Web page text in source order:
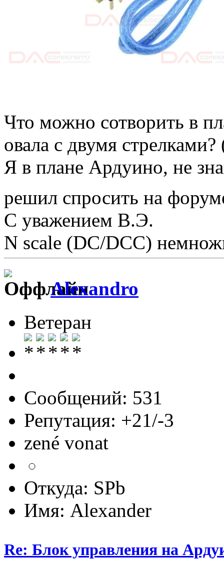
Что можно сотворить в
овала с двумя
Я в плане Ардуино, не
решил спросить на
С уважением В.Э.
N scale (DC/DCC)
Alexandro
Ветеран
Сообщений: 531
Репутация: +21/-3
zené vonat
Откуда: SPb
Имя: Alexander
Re: Блок управления на